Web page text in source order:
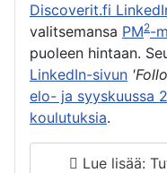
Discoverit.fi
valitsemansa PM2-
puoleen hintaan.
LinkedIn-sivun
elo- ja syyskuussa
koulutuksia.
Lue lisää: